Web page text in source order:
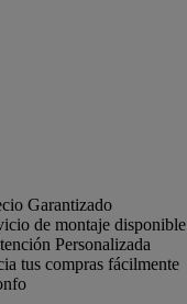
Garantizado
de montaje disponible
Personalizada
tus compras fácilmente